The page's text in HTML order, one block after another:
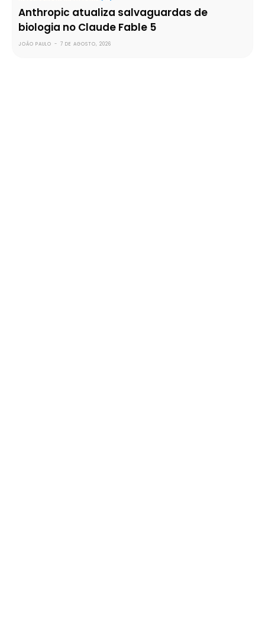
Anthropic atualiza salvaguardas de
biologia no Claude Fable 5
JOÃO PAULO - 7 DE AGOSTO, 2026